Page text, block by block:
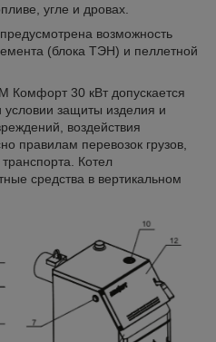
угле и дровах.
возможность
(блока ТЭН) и пеллетной
Комфорт 30 кВт допускается
защиты изделия и
воздействия
правилам перевозок грузов,
Котел
средства в вертикальном